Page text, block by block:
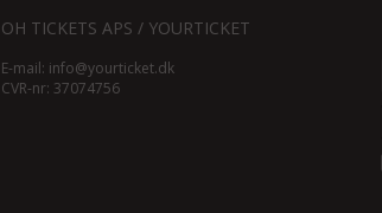
OH TICKETS APS / YOURTICKET
E-mail: info@yourticket.dk
CVR-nr: 37074756